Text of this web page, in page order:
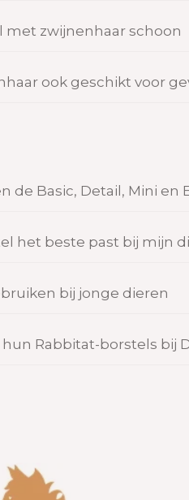
met zwijnenhaar schoon
ook geschikt voor
de Basic, Detail, Mini en
het beste past bij mijn
bij jonge dieren
Rabbitat-borstels bij